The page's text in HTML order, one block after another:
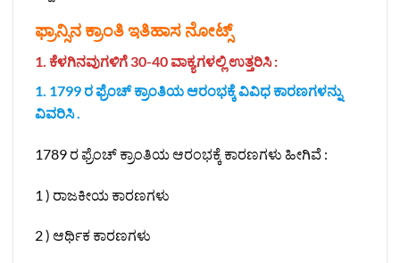
ಫ್ರಾನ್ಸಿನ ಕ್ರಾಂತಿ‌ ಇತಿಹಾಸ ನೋಟ್ಸ್
1. ಕೆಳಗಿನವುಗಳಿಗೆ 30-40 ವಾಕ್ಯಗಳಲ್ಲಿ ಉತ್ತರಿಸಿ :
1. 1799 ರ ಫ್ರೆಂಚ್ ಕ್ರಾಂತಿಯ ಆರಂಭಕ್ಕೆ ವಿವಿಧ ಕಾರಣಗಳನ್ನು
ವಿವರಿಸಿ .
1789 ರ ಫ್ರೆಂಚ್ ಕ್ರಾಂತಿಯ ಆರಂಭಕ್ಕೆ ಕಾರಣಗಳು ಹೀಗಿವೆ :
1 ) ರಾಜಕೀಯ ಕಾರಣಗಳು
2 ) ಆರ್ಥಿಕ ಕಾರಣಗಳು